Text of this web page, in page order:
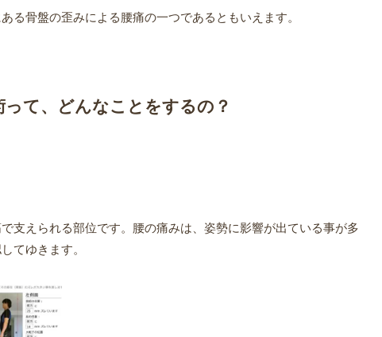
る骨盤の歪みによる腰痛の一つであるともいえます。
て、どんなことをするの？
支えられる部位です。腰の痛みは、姿勢に影響が出ている事が多
てゆきます。